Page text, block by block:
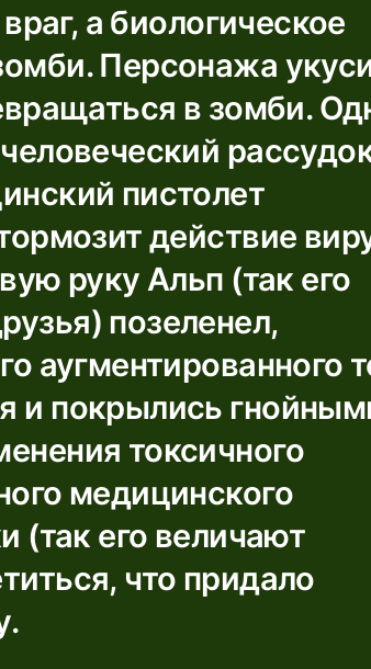
а биологическое
Персонажа
в зомби.
пистолет
действие
руку Альп (так его
позеленел,
аугментированного
и покрылись
токсичного
медицинского
(так его величают
что придало